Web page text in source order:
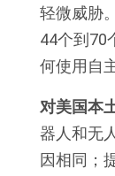
轻微威胁
44个到70
何使用自
对美国本
器人和无
因相同；